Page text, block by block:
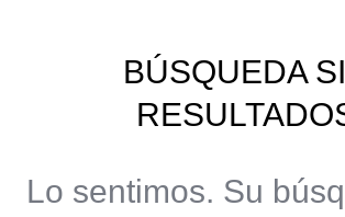
BÚSQUEDA
Lo sentimos. Su